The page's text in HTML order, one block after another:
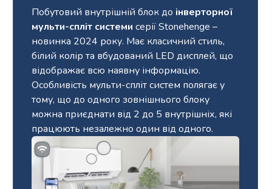
Побутовий внутрішній блок до інверторної
мульти-спліт системи серії Stonehenge –
новинка 2024 року. Має класичний стиль,
білий колір та вбудований LED дисплей, що
відображає всю наявну інформацію.
Особливість мульти-спліт систем полягає у
тому, що до одного зовнішнього блоку
можна приєднати від 2 до 5 внутрішніх, які
працюють незалежно один від одного.